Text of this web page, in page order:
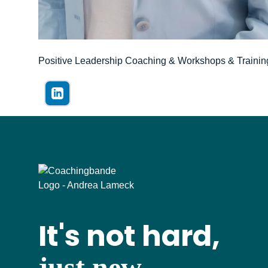
Positive Leadership Coaching & Workshops &
It's not hard,